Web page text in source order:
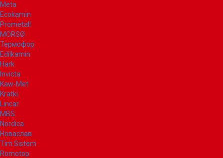
Meta
Ecokamin
Prometall
MORSØ
Термофор
Edilkamin
Hark
Invicta
Kaw-Met
Kratki
Lincar
MBS
Nordica
Новаслав
Tim Sistem
Romotop